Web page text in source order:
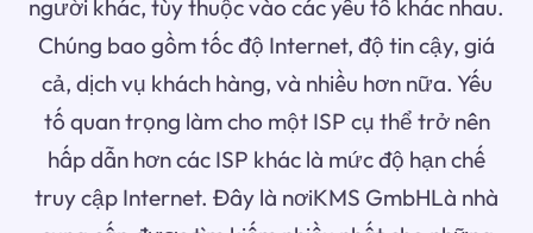
người khác, tùy thuộc vào các yếu tố khác nhau.
Chúng bao gồm tốc độ Internet, độ tin cậy, giá
cả, dịch vụ khách hàng, và nhiều hơn nữa. Yếu
tố quan trọng làm cho một ISP cụ thể trở nên
hấp dẫn hơn các ISP khác là mức độ hạn chế
truy cập Internet. Đây là nơiKMS GmbHLà nhà